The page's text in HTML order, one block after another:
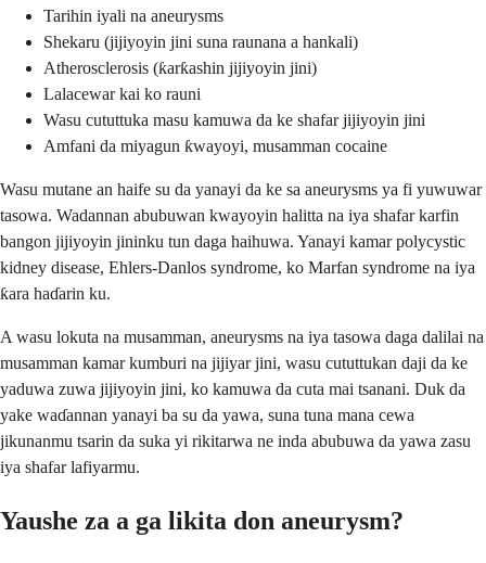
Tarihin iyali na aneurysms
Shekaru (jijiyoyin jini suna raunana a hankali)
Atherosclerosis (ƙarƙashin jijiyoyin jini)
Lalacewar kai ko rauni
Wasu cututtuka masu kamuwa da ke shafar jijiyoyin jini
Amfani da miyagun ƙwayoyi, musamman cocaine
Wasu mutane an haife su da yanayi da ke sa aneurysms ya fi yuwuwar
tasowa. Wadannan abubuwan kwayoyin halitta na iya shafar karfin
bangon jijiyoyin jininku tun daga haihuwa. Yanayi kamar polycystic
kidney disease, Ehlers-Danlos syndrome, ko Marfan syndrome na iya
ƙara haɗarin ku.
A wasu lokuta na musamman, aneurysms na iya tasowa daga dalilai na
musamman kamar kumburi na jijiyar jini, wasu cututtukan daji da ke
yaduwa zuwa jijiyoyin jini, ko kamuwa da cuta mai tsanani. Duk da
yake waɗannan yanayi ba su da yawa, suna tuna mana cewa
jikunanmu tsarin da suka yi rikitarwa ne inda abubuwa da yawa zasu
iya shafar lafiyarmu.
Yaushe za a ga likita don aneurysm?